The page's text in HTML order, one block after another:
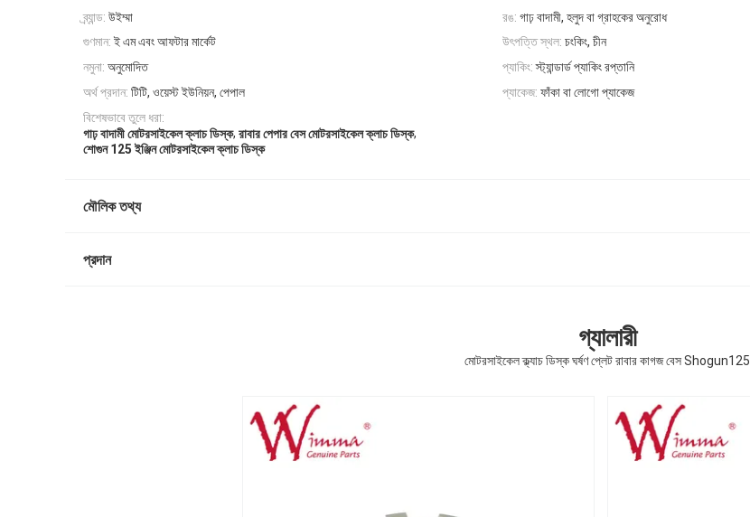
ব্র্যান্ড: উইম্মা রঙ: গাঢ় বাদামী, হলুদ বা গ্রাহকের অনুরোধ
গুণমান: ই এম এবং আফটার মার্কেট উৎপত্তি স্থল: চংকিং, চীন
নমুনা: অনুমোদিত প্যাকিং: স্ট্যান্ডার্ড প্যাকিং রপ্তানি
অর্থ প্রদান: টিটি, ওয়েস্ট ইউনিয়ন, পেপাল প্যাকেজ: ফাঁকা বা লোগো প্যাকেজ
বিশেষভাবে তুলে ধরা:
গাঢ় বাদামী মোটরসাইকেল ক্লাচ ডিস্ক, রাবার পেপার বেস মোটরসাইকেল ক্লাচ ডিস্ক,
শোগুন 125 ইঞ্জিন মোটরসাইকেল ক্লাচ ডিস্ক
মৌলিক তথ্য
প্রদান
গ্যালারী
মোটরসাইকেল ক্ল্যাচ ডিস্ক ঘর্ষণ প্লেট রাবার কাগজ বেস Shogun125